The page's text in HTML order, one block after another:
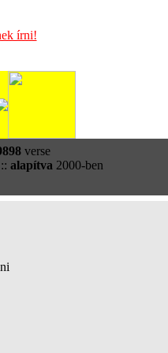
írni!
verse
alapítva 2000-ben